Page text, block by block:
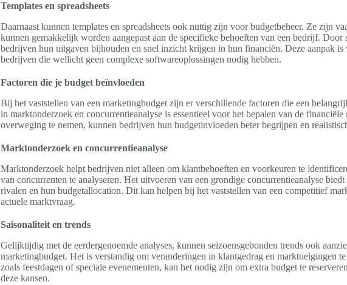
Templates en spreadsheets
Daarnaast kunnen templates en spreadsheets ook nuttig zijn voor budgetbeheer. Ze zijn
kunnen gemakkelijk worden aangepast aan de specifieke behoeften van een bedrijf. Door
bedrijven hun uitgaven bijhouden en snel inzicht krijgen in hun financiën. Deze aanpak
bedrijven die wellicht geen complexe softwareoplossingen nodig hebben.
Factoren die je budget beïnvloeden
Bij het vaststellen van een marketingbudget zijn er verschillende factoren die een
in marktonderzoek en concurrentieanalyse is essentieel voor het bepalen van de
overweging te nemen, kunnen bedrijven hun budgetinvloeden beter begrijpen en
Marktonderzoek en concurrentieanalyse
Marktonderzoek helpt bedrijven niet alleen om klantbehoeften en voorkeuren te
van concurrenten te analyseren. Het uitvoeren van een grondige concurrentieanalyse
rivalen en hun budgetallocation. Dit kan helpen bij het vaststellen van een competitief
actuele marktvraag.
Saisonaliteit en trends
Gelijktijdig met de eerdergenoemde analyses, kunnen seizoensgebonden trends ook
marketingbudget. Het is verstandig om veranderingen in klantgedrag en marktneigingen
zoals feestdagen of speciale evenementen, kan het nodig zijn om extra budget te
deze kansen.